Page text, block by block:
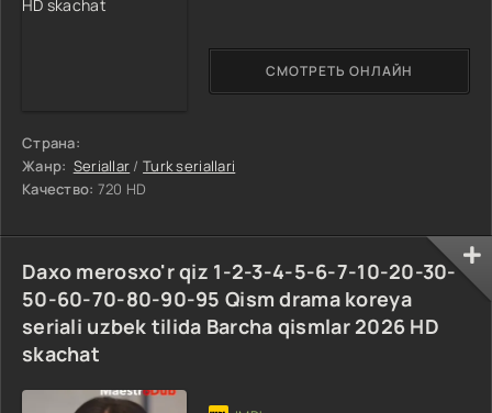
Страна:
Жанр: Seriallar /Turk seriallari
Качество: 720 HD
СМОТРЕТЬ ОНЛАЙН
Daxo merosxo'r qiz 1-2-3-4-5-6-7-10-20-30-
50-60-70-80-90-95 Qism drama koreya
seriali uzbek tilida Barcha qismlar 2026 HD
skachat